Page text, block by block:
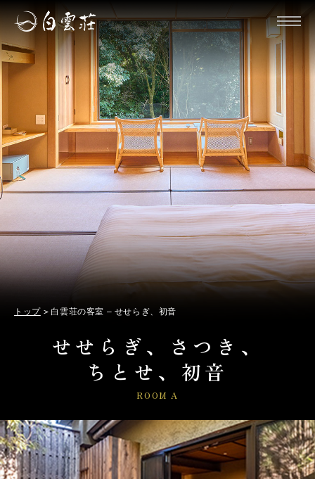
トップ 白雲荘の客室 – せせらぎ、初音
せせらぎ、さつき、
ちとせ、初音
ROOM A